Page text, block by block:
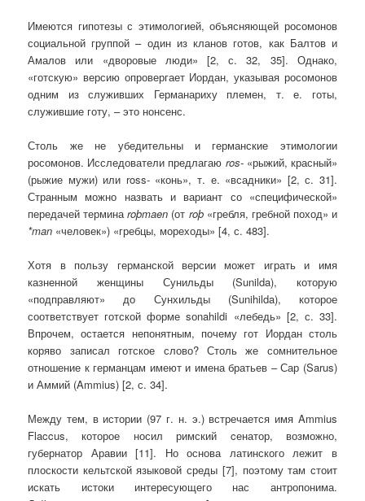
Имеются гипотезы с этимологией, объясняющей росомонов
социальной группой – один из кланов готов, как Балтов и
Амалов или «дворовые люди» [2, с. 32, 35]. Однако,
«готскую» версию опровергает Иордан, указывая росомонов
одним из служивших Германариху племен, т. е. готы,
служившие готу, – это нонсенс.
Столь же не убедительны и германские этимологии
росомонов. Исследователи предлагаю ros- «рыжий, красный»
(рыжие мужи) или ross- «конь», т. е. «всадники» [2, с. 31].
Странным можно назвать и вариант со «специфической»
передачей терминаroþmaen (от roþ«гребля, гребной поход» и
*man «человек») «гребцы, мореходы» [4, с. 483].
Хотя в пользу германской версии может играть и имя
казненной женщины Сунильды (Sunilda), которую
«подправляют» до Сунхильды (Sunihilda), которое
соответствует готской форме sоnahildi «лебедь» [2, с. 33].
Впрочем, остается непонятным, почему гот Иордан столь
коряво записал готское слово? Столь же сомнительное
отношение к германцам имеют и имена братьев – Сар (Sarus)
и Аммий (Ammius) [2, с. 34].
Между тем, в истории (97 г. н. э.) встречается имя Ammius
Flaccus, которое носил римский cенатор, возможно,
губернатор Аравии [11]. Но основа латинского лежит в
плоскости кельтской языковой среды [7], поэтому там стоит
искать истоки интересующего нас антропонима.